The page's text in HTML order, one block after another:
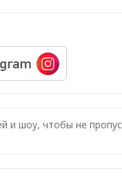
и шоу, чтобы не